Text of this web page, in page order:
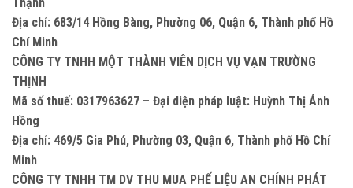
Địa chỉ: 683/14 Hồng Bàng, Phường 06, Quận 6, Thành phố Hồ
Chí Minh
CÔNG TY TNHH MỘT THÀNH VIÊN DỊCH VỤ VẠN TRƯỜNG
THỊNH
Mã số thuế: 0317963627 – Đại diện pháp luật: Huỳnh Thị Ánh
Hồng
Địa chỉ: 469/5 Gia Phú, Phường 03, Quận 6, Thành phố Hồ Chí
Minh
CÔNG TY TNHH TM DV THU MUA PHẾ LIỆU AN CHÍNH PHÁT